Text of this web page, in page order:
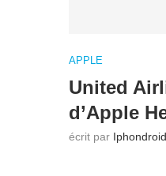
APPLE
United
d’Apple
écrit par Iphondroid